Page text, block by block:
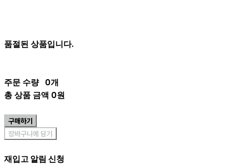
품절된 상품입니다.
주문 수량 0개
총 상품 금액 0원
구매하기
장바구니에 담기
재입고 알림 신청